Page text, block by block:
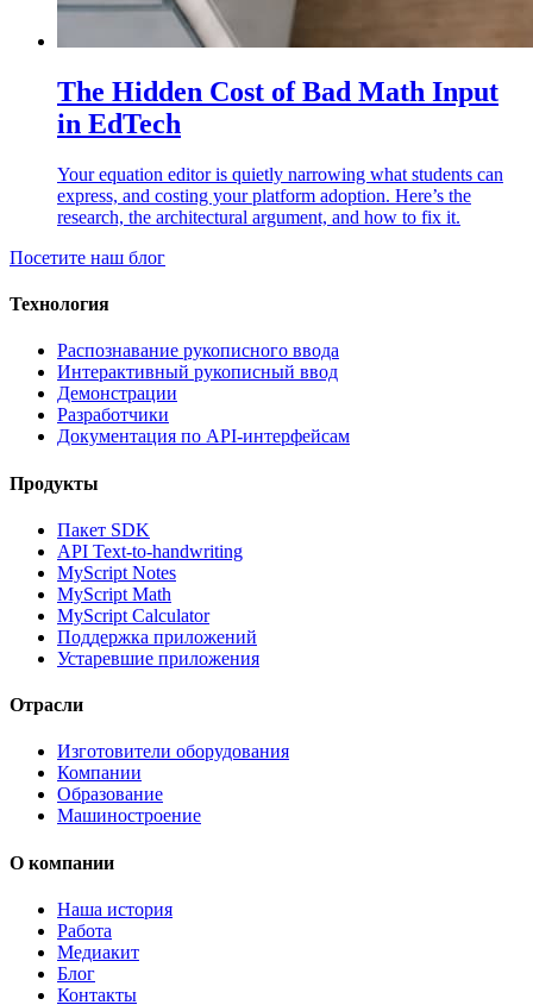
The Hidden Cost of Bad Math Input
in EdTech
Your equation editor is quietly narrowing what students can
express, and costing your platform adoption. Here’s the
research, the architectural argument, and how to fix it.
Посетите наш блог
Технология
Распознавание рукописного ввода
Интерактивный рукописный ввод
Демонстрации
Разработчики
Документация по API-интерфейсам
Продукты
Пакет SDK
API Text-to-handwriting
MyScript Notes
MyScript Math
MyScript Calculator
Поддержка приложений
Устаревшие приложения
Отрасли
Изготовители оборудования
Компании
Образование
Машиностроение
О компании
Наша история
Работа
Медиакит
Блог
Контакты